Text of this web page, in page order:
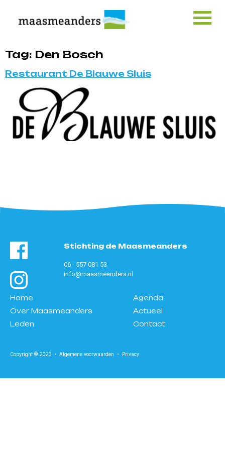
content
Tag: Den Bosch
Restaurant De Blauwe Sluis
Stichting de Maasmeanders
06 - 557 081 53
info@maasmeanders.nl
Home
Over Maasmeanders
Leden
Agenda
Actueel
Contact
Copyright © 2023 • Algemene voorwaarden • Privacy